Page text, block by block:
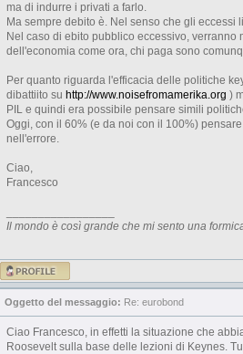
ma di indurre i privati a farlo.
Ma sempre debito è. Nel senso che gli eccessi
Nel caso di ebito pubblico eccessivo,
dell'economia come ora, chi paga sono
Per quanto riguarda l'efficacia delle politiche
dibattiito su http://www.noisefromamerika.org )
PIL e quindi era possibile pensare simili
Oggi, con il 60% (e da noi con il 100%)
nell'errore.
Ciao,
Francesco
Il mondo è così grande che mi sento una
Oggetto del messaggio: Re: eurobond
Ciao Francesco, in effetti la situazione che
Roosevelt sulla base delle lezioni di Keynes.